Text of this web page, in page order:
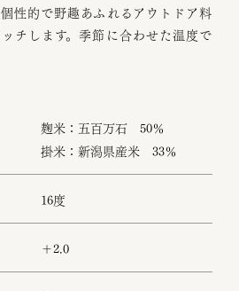
性的で野趣あふれるアウトドア料
チします。季節に合わせた温度で
麹米：五百万石 50％
掛米：新潟県産米 33％
16度
＋2.0